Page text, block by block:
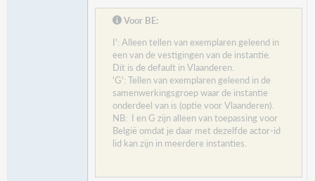
Voor BE:
I': Alleen tellen van exemplaren geleend in
een van de vestigingen van de instantie.
Dit is de default in Vlaanderen.
'G': Tellen van exemplaren geleend in de
samenwerkingsgroep waar de instantie
onderdeel van is (optie voor Vlaanderen).
NB: I en G zijn alleen van toepassing voor
België omdat je daar met dezelfde actor-id
lid kan zijn in meerdere instanties.